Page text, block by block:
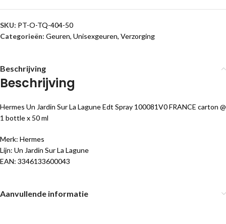
SKU: PT-O-TQ-404-50
Categorieën: Geuren, Unisexgeuren, Verzorging
Beschrijving
Beschrijving
Hermes Un Jardin Sur La Lagune Edt Spray 100081V0 FRANCE carton @
1 bottle x 50 ml
Merk: Hermes
Lijn: Un Jardin Sur La Lagune
EAN: 3346133600043
Aanvullende informatie